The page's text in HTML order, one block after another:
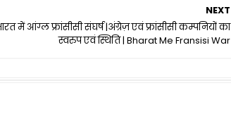
NEXT
में आंग्ल फ्रांसीसी संघर्ष |अंग्रेज़ एवं फ्रांसीसी कम्पनियों का
स्वरुप एवं स्थिति | Bharat Me Fransisi War